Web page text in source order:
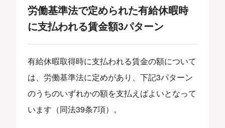
労働基準法で定められた有給休暇時
に支払われる賃金額3パターン
有給休暇取得時に支払われる賃金の額について
は、労働基準法に定めがあり、下記3パターン
のうちのいずれかの額を支払えばよいとなって
います（同法39条7項）。